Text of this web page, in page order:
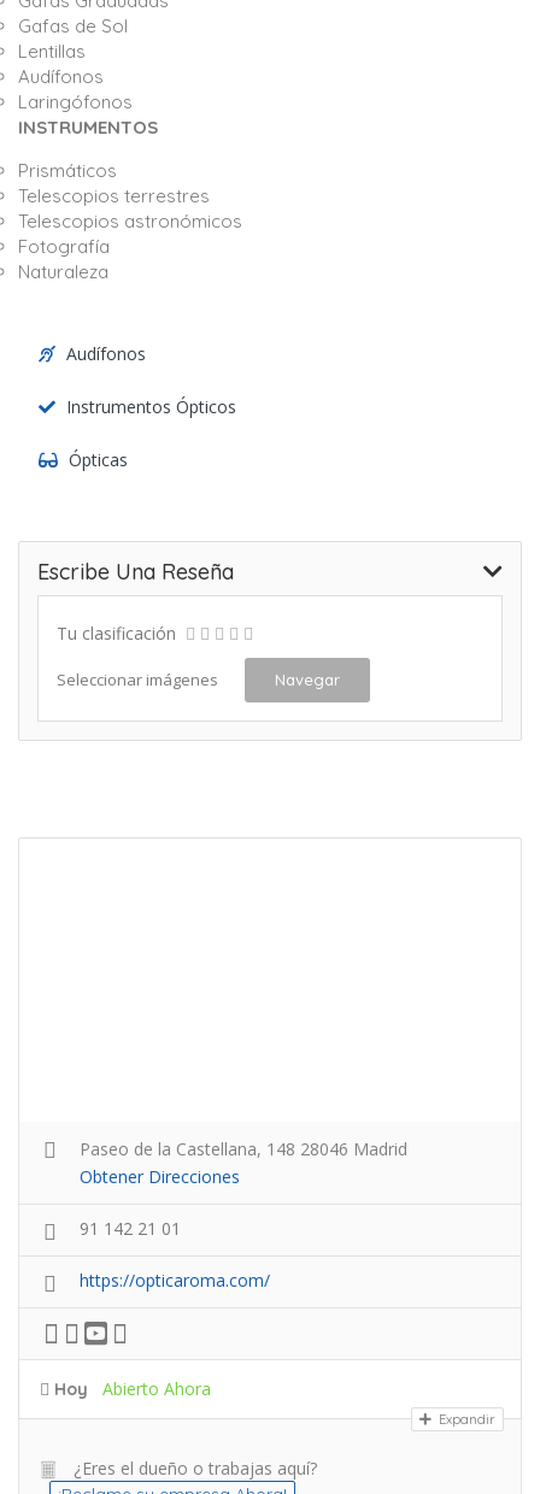
Gafas de Sol
Lentillas
Audífonos
Laringófonos
INSTRUMENTOS
Prismáticos
Telescopios terrestres
Telescopios astronómicos
Fotografía
Naturaleza
Audífonos
Instrumentos Ópticos
Ópticas
Escribe Una Reseña
Tu clasificación
Seleccionar imágenes Navegar
Paseo de la Castellana, 148 28046 Madrid
Obtener Direcciones
91 142 21 01
https://opticaroma.com/
Hoy Abierto Ahora
Expandir
¿Eres el dueño o trabajas aquí?